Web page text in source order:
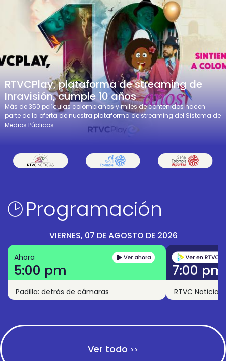
RTVCPlay, plataforma de streaming de
Inravisión, cumple 10 años
Más de 350 películas colombianos y miles de contenidos hacen
parte de la oferta de nuestra plataforma de streaming del Sistema de
Medios Públicos.
Programación
VIERNES, 07 DE AGOSTO DE 2026
Ver todo >>
Ahora
5:00 pm
Padilla: detrás de cámaras
7:00 pm
RTVC Noticias